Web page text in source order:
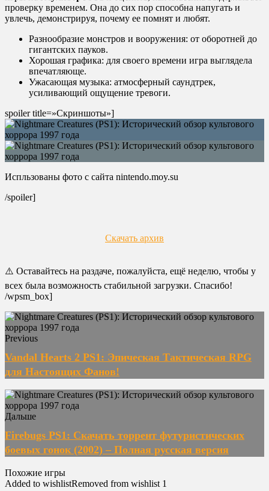
проверку временем. Она до сих пор способна напугать и
увлечь, демонстрируя, почему ее помнят и любят.
Разнообразие монстров и вооружения: от оборотней до
гигантских пауков.
Хорошая графика: для своего времени игра выглядела
впечатляюще.
Ужасающая музыка: атмосферный саундтрек,
усиливающий ощущение тревоги.
spoiler title=»Скриншоты»]
Испльзованы фото с сайта nintendo.moy.su
/spoiler]
Скачать архив
⚠️ Оставайтесь на раздаче, пожалуйста, ещё неделю, чтобы у
всех была возможность стабильной загрузки. Спасибо!
/wpsm_box]
Previous
Vandal Hearts 2 PS1: Эпическая Тактическая RPG
для Настоящих Фанов!
Дальше
Firebugs PS1: Скачать торрент футуристических
боевых гонок (2002) – Полная русская версия
Похожие игры
Added to wishlistRemoved from wishlist 1